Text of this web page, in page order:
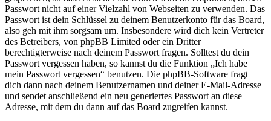
Passwort nicht auf einer Vielzahl von Webseiten zu verwenden. Das
Passwort ist dein Schlüssel zu deinem Benutzerkonto für das Board,
also geh mit ihm sorgsam um. Insbesondere wird dich kein Vertreter
des Betreibers, von phpBB Limited oder ein Dritter
berechtigterweise nach deinem Passwort fragen. Solltest du dein
Passwort vergessen haben, so kannst du die Funktion „Ich habe
mein Passwort vergessen“ benutzen. Die phpBB-Software fragt
dich dann nach deinem Benutzernamen und deiner E-Mail-Adresse
und sendet anschließend ein neu generiertes Passwort an diese
Adresse, mit dem du dann auf das Board zugreifen kannst.